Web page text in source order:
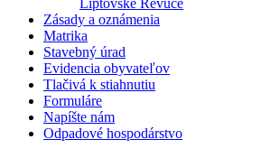
Liptovské Revúce
Zásady a oznámenia
Matrika
Stavebný úrad
Evidencia obyvateľov
Tlačivá k stiahnutiu
Formuláre
Napíšte nám
Odpadové hospodárstvo